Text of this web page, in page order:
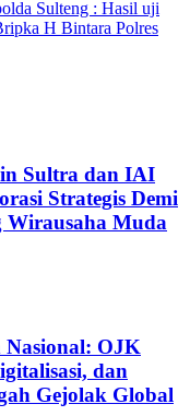
Sulteng : Hasil uji
H Bintara Polres
Sultra dan IAI
Strategis Demi
Wirausaha Muda
Nasional: OJK
dan
Gejolak Global